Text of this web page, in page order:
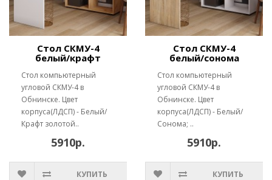
Стол СКМУ-4
белый/крафт
Стол компьютерный
угловой СКМУ-4 в
Обнинске. Цвет
корпуса(ЛДСП) - Белый/
Крафт золотой..
5910р.
КУПИТЬ
Стол СКМУ-4
белый/сонома
Стол компьютерный
угловой СКМУ-4 в
Обнинске. Цвет
корпуса(ЛДСП) - Белый/
Сонома; ..
5910р.
КУПИТЬ